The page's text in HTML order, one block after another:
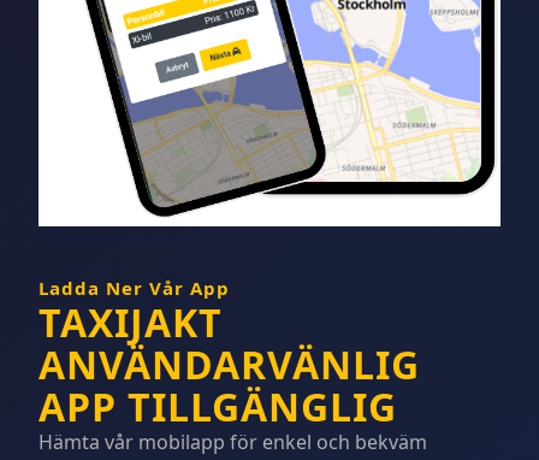
Ladda Ner Vår App
TAXIJAKT
ANVÄNDARVÄNLIG
APP TILLGÄNGLIG
Hämta vår mobilapp för enkel och bekväm